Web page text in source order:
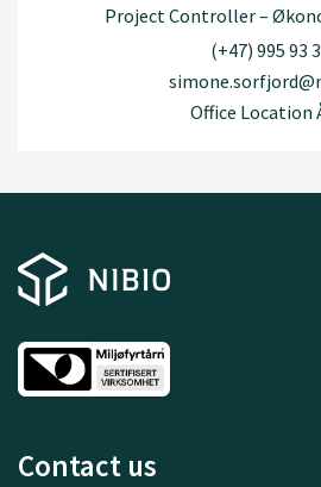
Project Controller –
(+47) 995 93
Office Location
Contact us